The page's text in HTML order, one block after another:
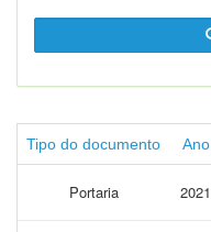
Tipo do documento Ano
Portaria 2021